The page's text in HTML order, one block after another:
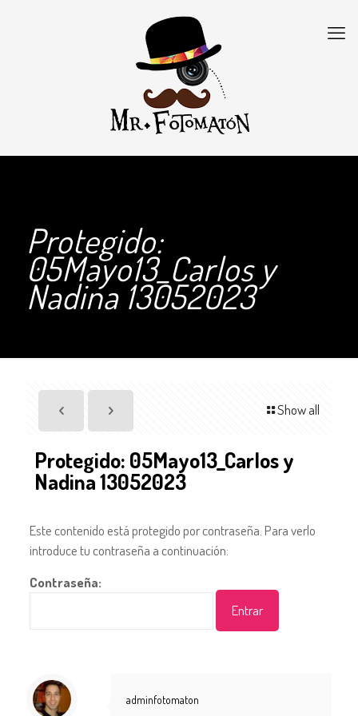
Protegido:
05Mayo13_Carlos y
Nadina 13052023
Show all
Protegido: 05Mayo13_Carlos y
Nadina 13052023
Este contenido está protegido por contraseña. Para verlo
introduce tu contraseña a continuación:
Contraseña:
adminfotomaton